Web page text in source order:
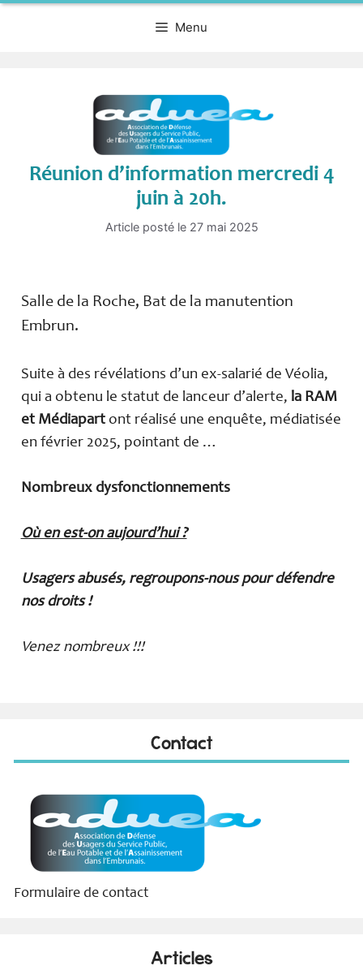
Menu
Réunion d’information mercredi 4
juin à 20h.
Article posté le 27 mai 2025
Salle de la Roche, Bat de la manutention
Embrun.
Suite à des révélations d’un ex-salarié de Véolia,
qui a obtenu le statut de lanceur d’alerte, la RAM
et Médiapartont réalisé une enquête, médiatisée
en février 2025, pointant de …
Nombreux dysfonctionnements
Où en est-on aujourd’hui ?
Usagers abusés, regroupons-nous pour défendre
nos droits !
Venez nombreux !!!
Contact
Formulaire de contact
Articles